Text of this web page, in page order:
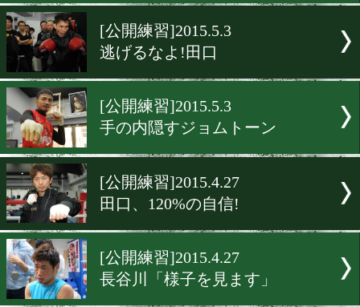
[公開練習]2015.5.19
岩佐、不安とワクワク
[公開練習]2015.5.5
5月9日に集中
[公開練習]2015.5.3
逃げるなよ!田口